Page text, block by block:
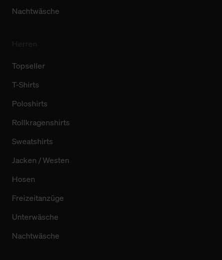
Nachtwäsche
Topseller
T-Shirts
Poloshirts
Rollkragenshirts
Sweatshirts
Jacken / Westen
Hosen
Freizeitanzüge
Unterwäsche
Nachtwäsche